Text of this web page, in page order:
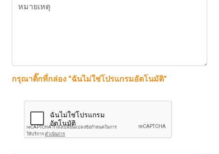
หมายเหตุ
กรุณาติ๊กที่กล่อง "ฉันไม่ใช่โปรแกรมอัตโนมัติ"